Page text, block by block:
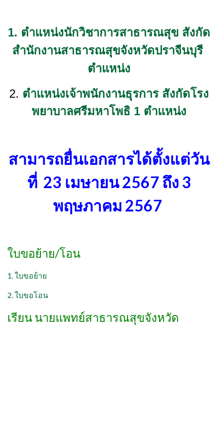
1. ตำแหน่งนักวิชาการสาธารณสุข สังกัด
สำนักงานสาธารณสุขจังหวัดปราจีนบุรี
ตำแหน่ง
2. ตำแหน่งเจ้าพนักงานธุรการ สังกัดโรง
พยาบาลศรีมหาโพธิ 1 ตำแหน่ง
สามารถยื่นเอกสารได้ตั้งแต่วัน
ที่ 23 เมษายน 2567 ถึง 3
พฤษภาคม 2567
ใบขอย้าย/โอน
1. ใบขอย้าย
2. ใบขอโอน
เรียน นายแพทย์สาธารณสุขจังหวัด